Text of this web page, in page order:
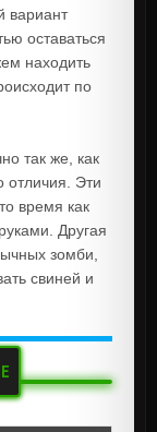
вариант
оставаться
находить
по
так же, как
отличия. Эти
время как
Другая
зомби,
свиней и